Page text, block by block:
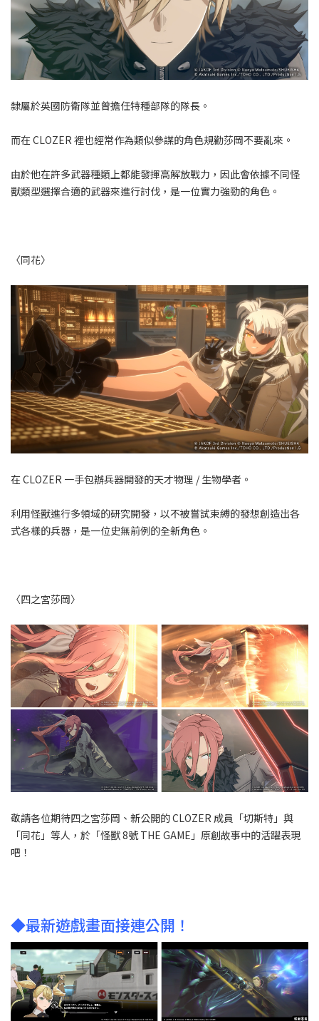
隸屬於英國防衛隊並曾擔任特種部隊的隊長。
而在 CLOZER 裡也經常作為類似參謀的角色規勸莎岡不要亂來。
由於他在許多武器種類上都能發揮高解放戰力，因此會依據不同怪
獸類型選擇合適的武器來進行討伐，是一位實力強勁的角色。
〈同花〉
在 CLOZER 一手包辦兵器開發的天才物理 / 生物學者。
利用怪獸進行多領域的研究開發，以不被嘗試束縛的發想創造出各
式各樣的兵器，是一位史無前例的全新角色。
〈四之宮莎岡〉
敬請各位期待四之宮莎岡、新公開的 CLOZER 成員「切斯特」與
「同花」等人，於「怪獸 8號 THE GAME」原創故事中的活躍表現
吧！
◆最新遊戲畫面接連公開！